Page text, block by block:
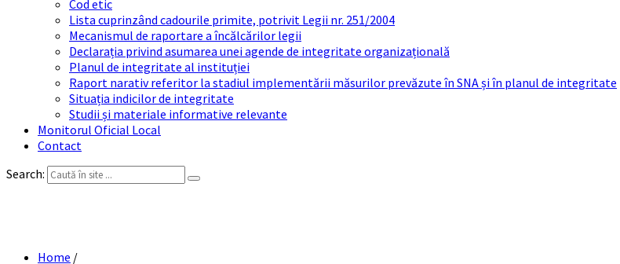
Cod etic
Lista cuprinzând cadourile primite, potrivit Legii nr. 251/2004
Mecanismul de raportare a încălcărilor legii
Declarația privind asumarea unei agende de integritate organizațională
Planul de integritate al instituției
Raport narativ referitor la stadiul implementării măsurilor prevăzute în SNA și în planul de integritate
Situația indicilor de integritate
Studii și materiale informative relevante
Monitorul Oficial Local
Contact
Search:
Home /